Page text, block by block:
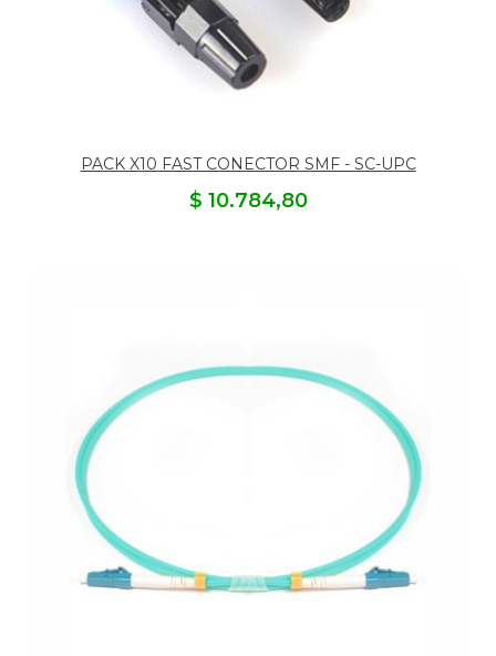
PACK X10 FAST CONECTOR SMF - SC-UPC
$ 10.784,80